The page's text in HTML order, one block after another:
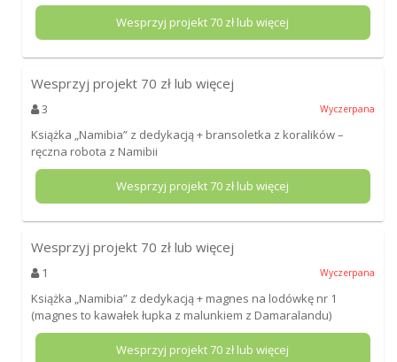
Wesprzyj projekt70 zł lub więcej
Wesprzyj projekt 70 zł lub więcej
3 Wyczerpana
Książka „Namibia” z dedykacją + bransoletka z koralików –
ręczna robota z Namibii
Wesprzyj projekt70 zł lub więcej
Wesprzyj projekt 70 zł lub więcej
1 Wyczerpana
Książka „Namibia” z dedykacją + magnes na lodówkę nr 1
(magnes to kawałek łupka z malunkiem z Damaralandu)
Wesprzyj projekt70 zł lub więcej